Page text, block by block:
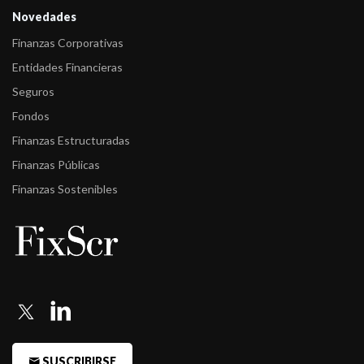
a A/V ...
Fitch confirma la calificación de Cohen Renta Fija Plus en
AA-/V6(ar ...
A/V5( ...
-
Fitch sube calificación a Cohen Renta Fija Plus y confirma a
-Fitch confirma calificaciones a los fondos Cohen
-Fitch confirma calificaciones a los fondos Cohen
Novedades
Finanzas Corporativas
Entidades Financieras
Seguros
Fondos
Finanzas Estructuradas
Finanzas Públicas
Finanzas Sostenibles